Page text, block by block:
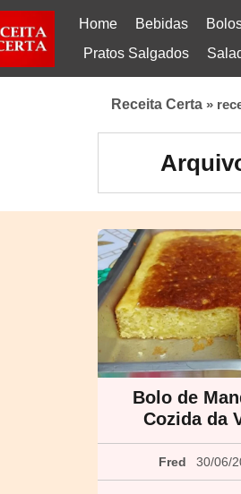
Home Bebidas
Pratos Salgados
Receita Certa »
Bolo de
Cozida da
Fred 30/06/